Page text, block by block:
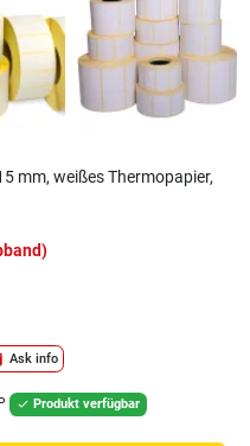
mm, weißes Thermopapier,
Ask info
 Produkt verfügbar